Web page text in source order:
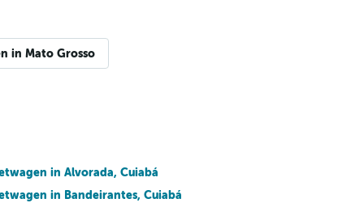
in Mato Grosso
in Alvorada, Cuiabá
in Bandeirantes, Cuiabá